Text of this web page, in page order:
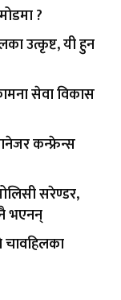
?
उत्कृष्ट, यी हुन
सेवा विकास
कन्फ्रेन्स
सरेण्डर,
भएनन्
चावहिलका